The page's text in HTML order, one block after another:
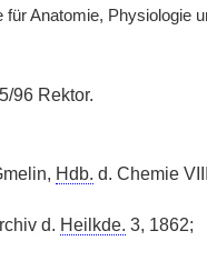
Anatomie, Physiologie
96 Rektor.
Hdb. d. Chemie
d. Heilkde. 3, 1862;